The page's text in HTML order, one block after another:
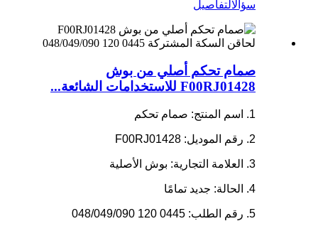
سؤالالتفاصيل
صمام تحكم أصلي من بوش
F00RJ01428 للاستخدامات الشائعة...
1. اسم المنتج: صمام تحكم
2. رقم الموديل: F00RJ01428
3. العلامة التجارية: بوش الأصلية
4. الحالة: جديد تمامًا
5. رقم الطلب: 0445 120 048/049/090